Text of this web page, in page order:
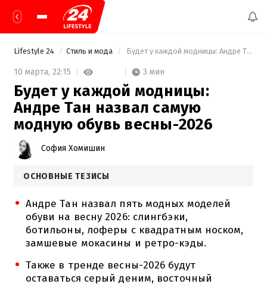
Lifestyle 24 Стиль и мода Будет у каждой модницы: Андре Тан назвал самую модную обувь весны-2026
10 марта, 22:15 3 мин
Будет у каждой модницы:
Андре Тан назвал самую
модную обувь весны-2026
София Хомишин
ОСНОВНЫЕ ТЕЗИСЫ
Андре Тан назвал пять модных моделей
обуви на весну 2026: слингбэки,
ботильоны, лоферы с квадратным носком,
замшевые мокасины и ретро-кэды.
Также в тренде весны-2026 будут
оставаться серый деним, восточный